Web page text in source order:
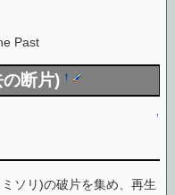
Past
の断片)†
↑
ソリ)の破片を集め、再生